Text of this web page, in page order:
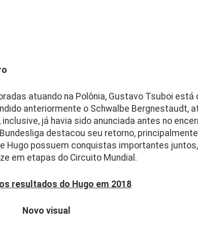
atuando na Polônia, Gustavo Tsuboi está
anteriormente o Schwalbe Bergnestaudt,
já havia sido anunciada antes no
destacou seu retorno,
Hugo possuem conquistas importantes
em etapas do Circuito Mundial.
resultados do Hugo em 2018
Novo visual